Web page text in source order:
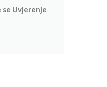
se Uvjerenje